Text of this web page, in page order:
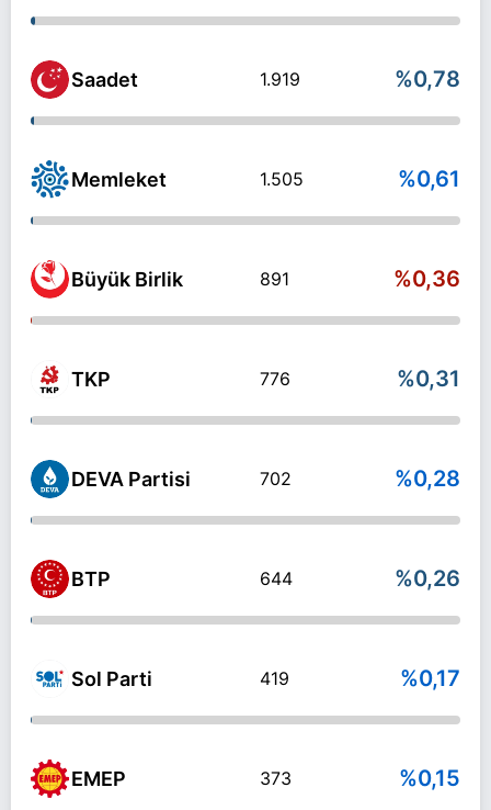
Saadet 1.919 %0,78
Memleket 1.505 %0,61
Büyük Birlik 891 %0,36
TKP 776 %0,31
DEVA Partisi 702 %0,28
BTP 644 %0,26
Sol Parti 419 %0,17
EMEP 373 %0,15